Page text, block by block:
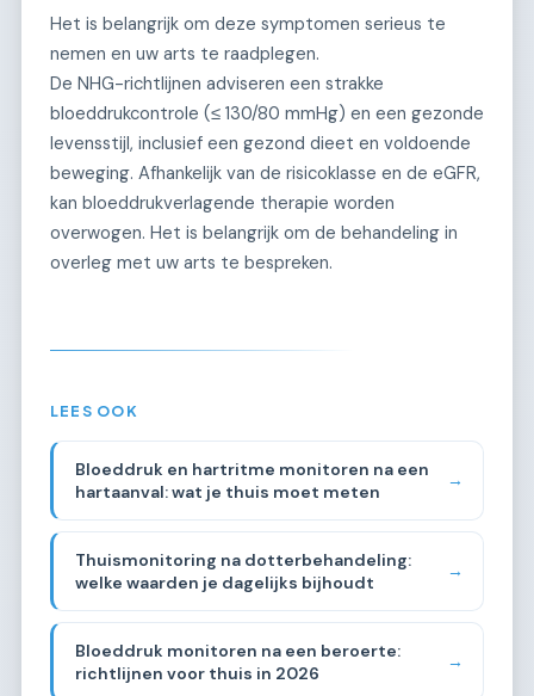
Het is belangrijk om deze symptomen serieus te
nemen en uw arts te raadplegen.
De NHG-richtlijnen adviseren een strakke
bloeddrukcontrole (≤ 130/80 mmHg) en een gezonde
levensstijl, inclusief een gezond dieet en voldoende
beweging. Afhankelijk van de risicoklasse en de eGFR,
kan bloeddrukverlagende therapie worden
overwogen. Het is belangrijk om de behandeling in
overleg met uw arts te bespreken.
LEES OOK
Bloeddruk en hartritme monitoren na een
hartaanval: wat je thuis moet meten
→
Thuismonitoring na dotterbehandeling:
welke waarden je dagelijks bijhoudt
→
Bloeddruk monitoren na een beroerte:
richtlijnen voor thuis in 2026
→